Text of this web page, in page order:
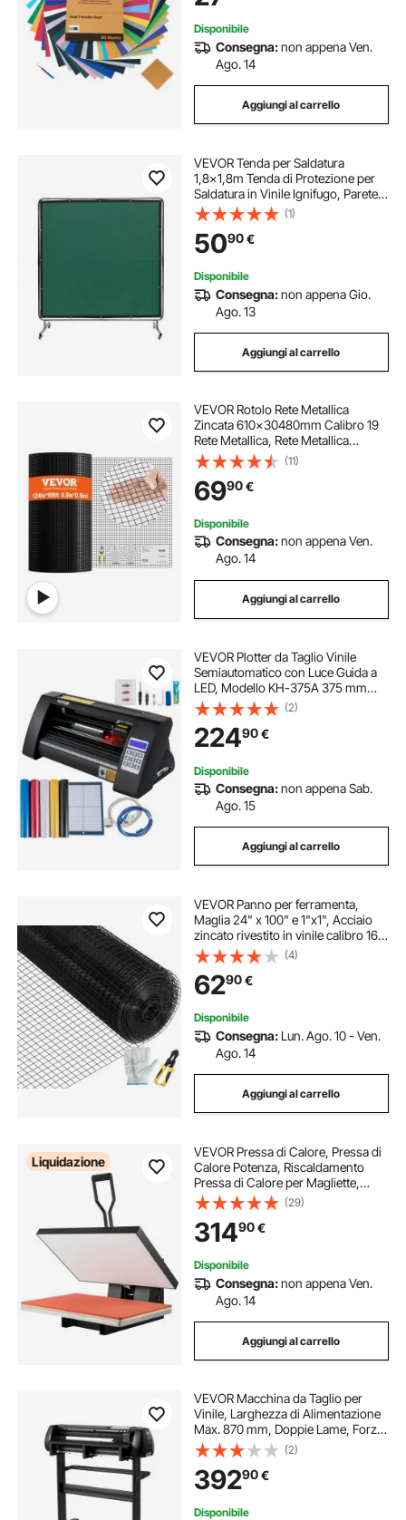
Cappelli
Disponibile
Consegna:non appena Ven.
Ago. 14
Aggiungi al carrello
VEVOR Tenda per Saldatura
1,8x1,8m Tenda di Protezione per
Saldatura in Vinile Ignifugo, Parete
di Protezione per Saldatura con 4
Ruote Girevoli Coperta per
Saldatura con Protezione UV
Colore Verde
(1)
5090€
Disponibile
Consegna:non appena Gio.
Ago. 13
Aggiungi al carrello
VEVOR Rotolo Rete Metallica
Zincata 610x30480mm Calibro 19
Rete Metallica, Rete Metallica
Rivestita in Vinile per Recinzioni per
Pollai, Recinzioni per Serpenti di
Conigli, Recinti Pollame
(11)
6990€
Disponibile
Consegna:non appena Ven.
Ago. 14
Aggiungi al carrello
VEVOR Plotter da Taglio Vinile
Semiautomatico con Luce Guida a
LED, Modello KH-375A 375 mm
Taglierina per Plotter Vinile
Signmaster per Adesivi per Auto,
Segnali Stradali, Palloncini, Caschi,
ecc.
(2)
22490€
Disponibile
Consegna:non appena Sab.
Ago. 15
Aggiungi al carrello
VEVOR Panno per ferramenta,
Maglia 24" x 100" e 1"x1", Acciaio
zincato rivestito in vinile calibro 16,
Recinzione in filo metallico per polli
con una pinza tagliente e un paio di
guanti in tessuto
(4)
6290€
Disponibile
Consegna: Lun. Ago. 10 - Ven.
Ago. 14
Aggiungi al carrello
Liquidazione
VEVOR Pressa di Calore, Pressa di
Calore Potenza, Riscaldamento
Pressa di Calore per Magliette,
Stampante Digitale Sublimazione
Industriale per Vinile Trasferimento
Termico, Nero,400 x 600 mm,
1700W
(29)
31490€
Disponibile
Consegna:non appena Ven.
Ago. 14
Aggiungi al carrello
VEVOR Macchina da Taglio per
Vinile, Larghezza di Alimentazione
Max. 870 mm, Doppie Lame, Forza
e Velocità Regolabili, Display LED,
Stampante per Plotter da Taglio in
Vinile con Software Signmaster
(2)
39290€
Disponibile